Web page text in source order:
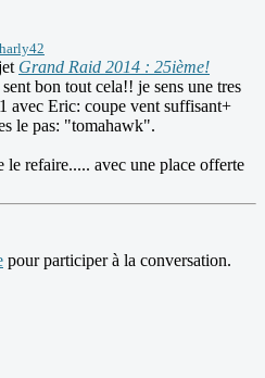
Grand Raid 2014 : 25ième!
bon tout cela!! je sens une tres
avec Eric: coupe vent suffisant+
le pas: "tomahawk".
le refaire..... avec une place offerte
pour participer à la conversation.